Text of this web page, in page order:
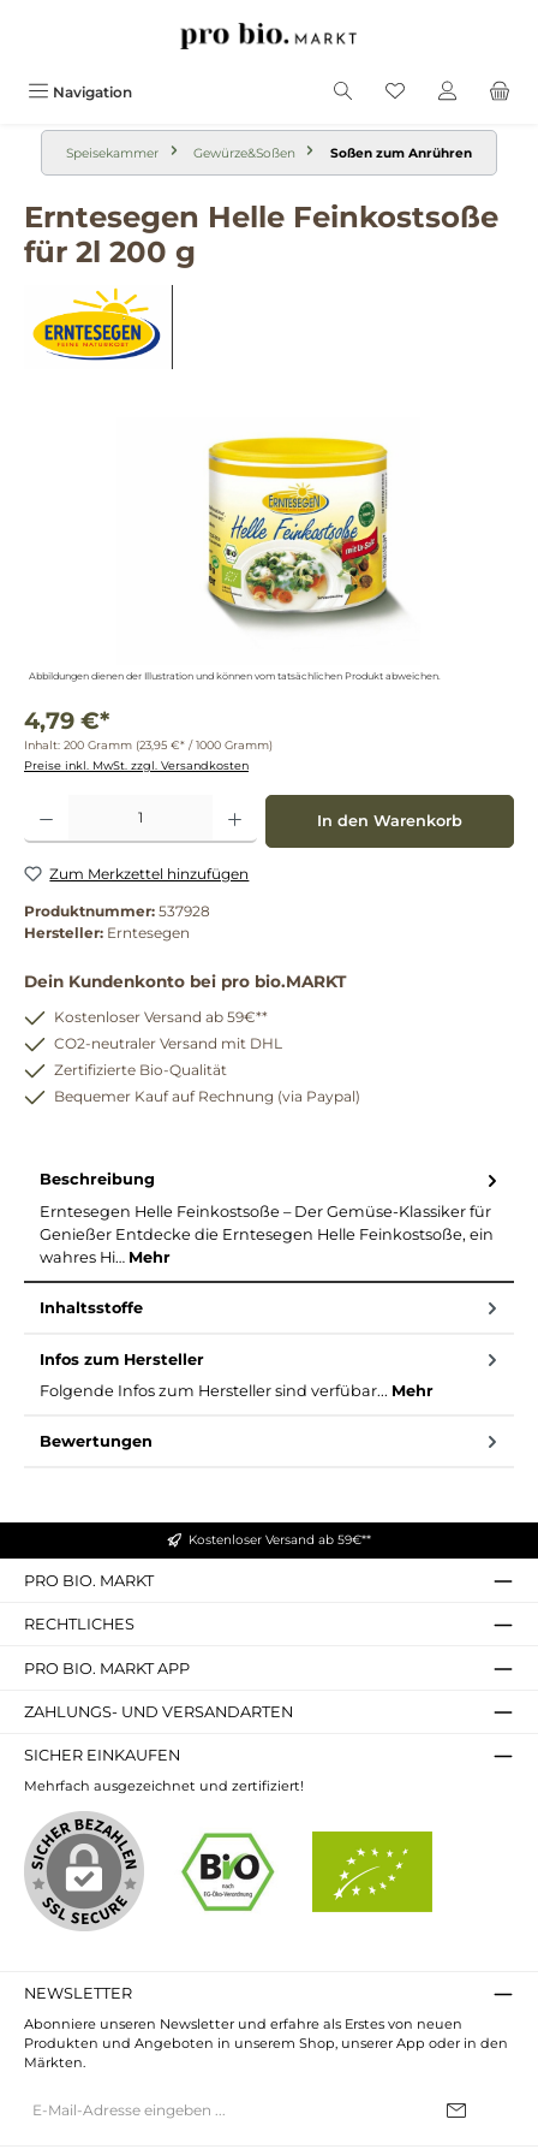
Navigation
Speisekammer Gewürze&Soßen Soßen zum Anrühren
Erntesegen Helle Feinkostsoße
für 2l 200 g
Abbildungen dienen der Illustration und können vom tatsächlichen Produkt abweichen.
4,79 €*
Inhalt: 200 Gramm (23,95 €* / 1000 Gramm)
Preise inkl. MwSt. zzgl. Versandkosten
Produkt Anzahl: Gib den gewünschten Wert ein oder benutze die Schaltflächen um
In den Warenkorb
Zum Merkzettel hinzufügen
Produktnummer: 537928
Hersteller: Erntesegen
Dein Kundenkonto bei pro bio.MARKT
Kostenloser Versand ab 59€**
CO2-neutraler Versand mit DHL
Zertifizierte Bio-Qualität
Bequemer Kauf auf Rechnung (via Paypal)
Beschreibung
Erntesegen Helle Feinkostsoße – Der Gemüse-Klassiker für
Genießer Entdecke die Erntesegen Helle Feinkostsoße, ein
wahres Hi… Mehr
Inhaltsstoffe
Infos zum Hersteller
Folgende Infos zum Hersteller sind verfübar... Mehr
Bewertungen
Kostenloser Versand ab 59€**
PRO BIO. MARKT
RECHTLICHES
PRO BIO. MARKT APP
ZAHLUNGS- UND VERSANDARTEN
SICHER EINKAUFEN
Mehrfach ausgezeichnet und zertifiziert!
NEWSLETTER
Abonniere unseren Newsletter und erfahre als Erstes von neuen
Produkten und Angeboten in unserem Shop, unserer App oder in den
Märkten.
Mail-